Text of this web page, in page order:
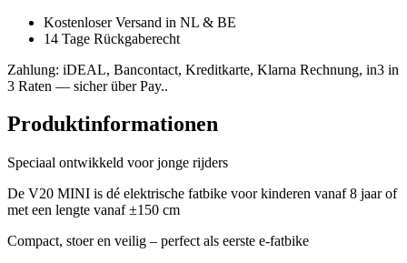
Kostenloser Versand in NL & BE
14 Tage Rückgaberecht
Zahlung: iDEAL, Bancontact, Kreditkarte, Klarna Rechnung, in3 in
3 Raten — sicher über Pay..
Produktinformationen
Speciaal ontwikkeld voor jonge rijders
De V20 MINI is dé elektrische fatbike voor kinderen vanaf 8 jaar of
met een lengte vanaf ±150 cm
Compact, stoer en veilig – perfect als eerste e-fatbike